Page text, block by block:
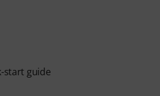
start guide